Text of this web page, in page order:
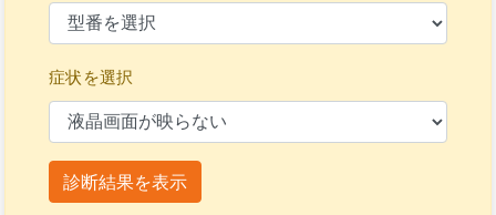
症状を選択
診断結果を表示